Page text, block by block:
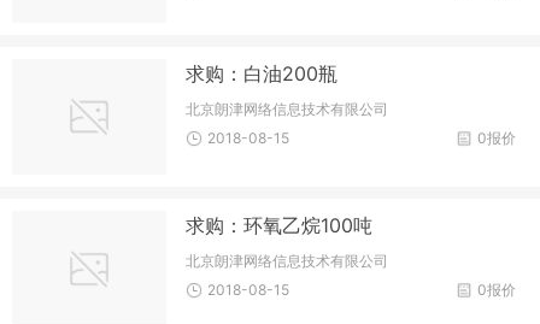
求购：白油200瓶
北京朗津网络信息技术有限公司
0报价
2018-08-15
求购：环氧乙烷100吨
北京朗津网络信息技术有限公司
0报价
2018-08-15